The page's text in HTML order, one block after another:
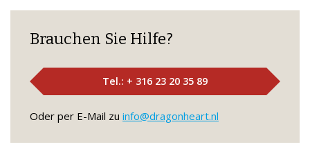
Brauchen Sie Hilfe?
Tel.: + 316 23 20 35 89
Oder per E-Mail zu info@dragonheart.nl